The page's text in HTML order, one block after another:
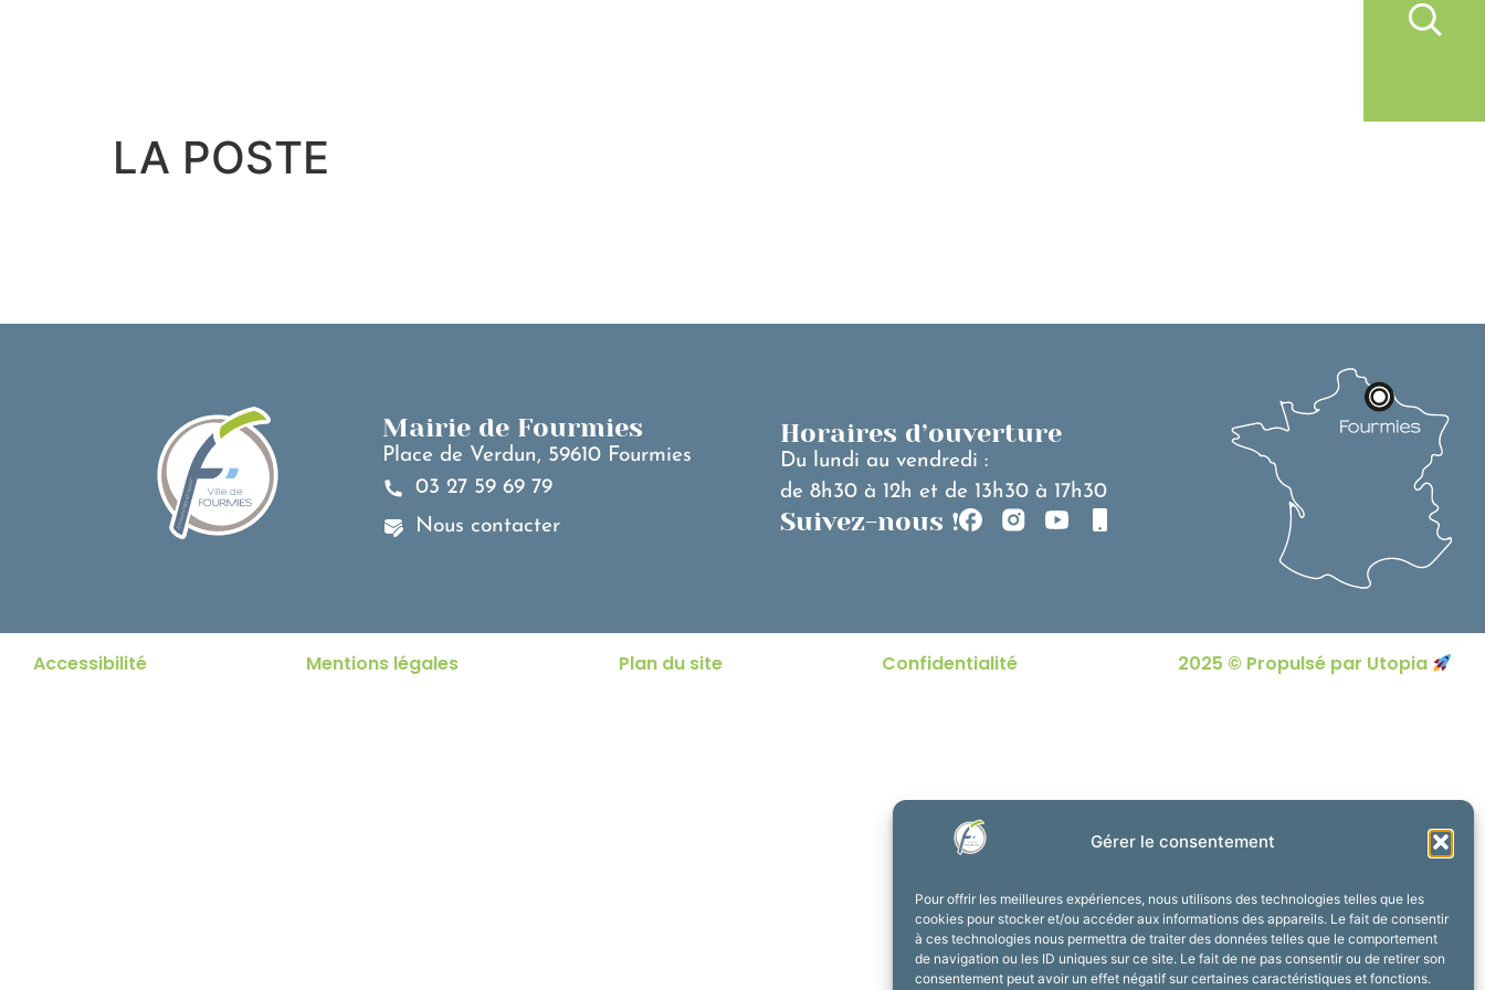
Gérer le consentement
Pour offrir les meilleures expériences, nous utilisons des technologies telles que les
cookies pour stocker et/ou accéder aux informations des appareils. Le fait de consentir
à ces technologies nous permettra de traiter des données telles que le comportement
de navigation ou les ID uniques sur ce site. Le fait de ne pas consentir ou de retirer son
consentement peut avoir un effet négatif sur certaines caractéristiques et fonctions.
LA POSTE
Mairie de Fourmies
Place de Verdun, 59610 Fourmies
03 27 59 69 79
Nous contacter
Horaires d’ouverture
Du lundi au vendredi :
de 8h30 à 12h et de 13h30 à 17h30
Suivez-nous !
Accessibilité Mentions légales Plan du site Confidentialité 2025 © Propulsé par Utopia